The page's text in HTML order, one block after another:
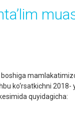
boshiga
ko‘rsatkichni
quyidagiсha: